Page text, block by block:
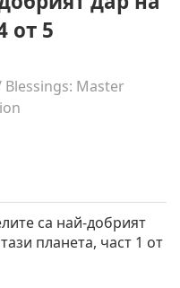
от 5
Blessings: Master
са най-добрият
планета, част 1 от